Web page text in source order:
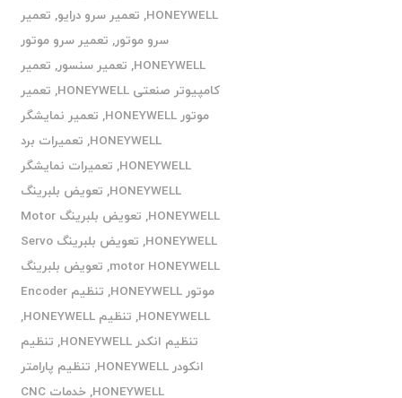
HONEYWELL
, تعمیر سرو درایو, تعمیر
سرو موتور, تعمیر سرو موتور
HONEYWELL
, تعمیر سنسور, تعمیر
کامپیوتر صنعتی HONEYWELL
, تعمیر
موتور HONEYWELL
, تعمیر نمایشگر
HONEYWELL
, تعمیرات برد
HONEYWELL
, تعمیرات نمایشگر
HONEYWELL
, تعویض بلبرینگ
HONEYWELL
,
تعویض بلبرینگ Motor
HONEYWELL
,
تعویض بلبرینگ Servo
motor HONEYWELL
, تعویض بلبرینگ
موتور HONEYWELL
,
تنظیم Encoder
HONEYWELL
, تنظیم HONEYWELL
,
تنظیم انکدر HONEYWELL
, تنظیم
انکودر HONEYWELL
, تنظیم پارامتر
HONEYWELL
, خدمات CNC